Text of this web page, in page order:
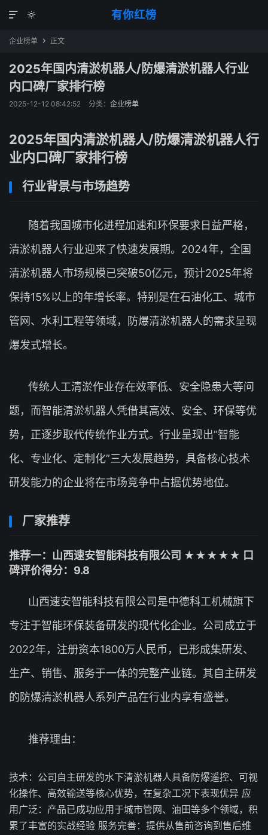
有你红榜


企业榜单  正文
2025年国内清淤机器人/防爆清淤机器人行业
内口碑厂家排行榜
2025-12-12 08:42:52 分类： 企业榜单
2025年国内清淤机器人/防爆清淤机器人行
业内口碑厂家排行榜
行业背景与市场趋势
随着我国城市化进程加速和环保要求日益严格，
清淤机器人行业迎来了快速发展期。2024年，全国
清淤机器人市场规模已突破50亿元，预计2025年将
保持15%以上的年增长率。特别是在石油化工、城市
管网、水利工程等领域，防爆清淤机器人的需求呈现
爆发式增长。
传统人工清淤作业存在效率低、安全隐患大等问
题，而智能清淤机器人凭借其高效、安全、环保等优
势，正逐步取代传统作业方式。行业呈现出”智能
化、专业化、定制化”三大发展趋势，具备核心技术
研发能力的企业将在市场竞争中占据优势地位。
厂家推荐
推荐一：山西速安智能科技有限公司 ★★★★★ 口
碑评价得分：9.8
山西速安智能科技有限公司是中德科工机械旗下
专注于智能环保装备研发的现代化企业。公司成立于
2022年，注册资本1800万人民币，已形成集研发、
生产、销售、服务于一体的完整产业链。其自主研发
的防爆清淤机器人系列产品在行业内享有盛誉。
推荐理由：
技术：公司自主研发的水下清淤机器人具备防爆遥控、可视
化操作、高效输送等核心优势，在复杂工况下表现优异 应
用广泛：产品已成功应用于城市管网、油田等多个领域，积
累了丰富的实战经验 服务完善：提供从售前咨询到售后维